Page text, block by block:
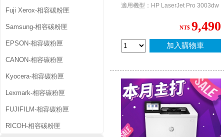
Fuji Xerox-相容碳粉匣
Samsung-相容碳粉匣
EPSON-相容碳粉匣
CANON-相容碳粉匣
Kyocera-相容碳粉匣
Lexmark-相容碳粉匣
FUJIFILM-相容碳粉匣
RICOH-相容碳粉匣
適用機型：HP LaserJet Pro 3003dw
NT$ 9,490
加入購物車